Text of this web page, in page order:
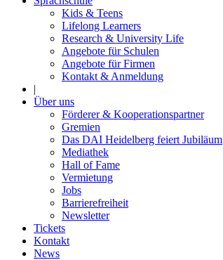
Kids & Teens
Lifelong Learners
Research & University Life
Angebote für Schulen
Angebote für Firmen
Kontakt & Anmeldung
|
Über uns
Förderer & Kooperationspartner
Gremien
Das DAI Heidelberg feiert Jubiläum
Mediathek
Hall of Fame
Vermietung
Jobs
Barrierefreiheit
Newsletter
Tickets
Kontakt
News